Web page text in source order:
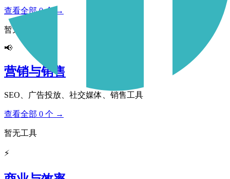
查看全部 0 个 →
暂无工具
📢
营销与销售
SEO、广告投放、社交媒体、销售工具
查看全部 0 个 →
暂无工具
⚡